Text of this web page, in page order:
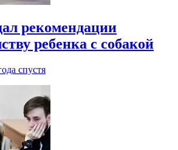
рекомендации
ребенка с собакой
спустя